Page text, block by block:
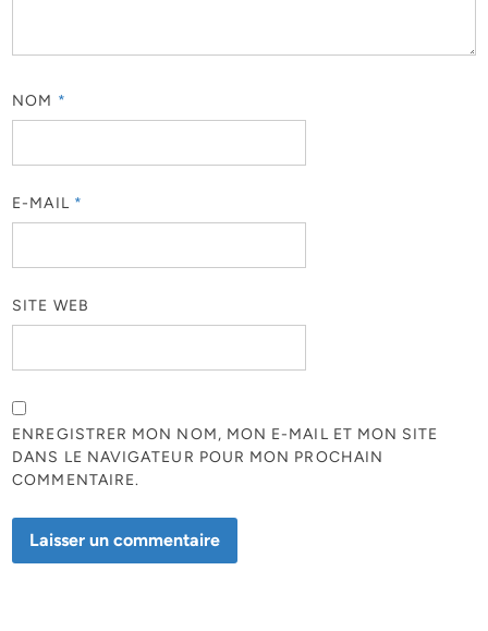
NOM *
E-MAIL *
SITE WEB
ENREGISTRER MON NOM, MON E-MAIL ET MON SITE
DANS LE NAVIGATEUR POUR MON PROCHAIN
COMMENTAIRE.